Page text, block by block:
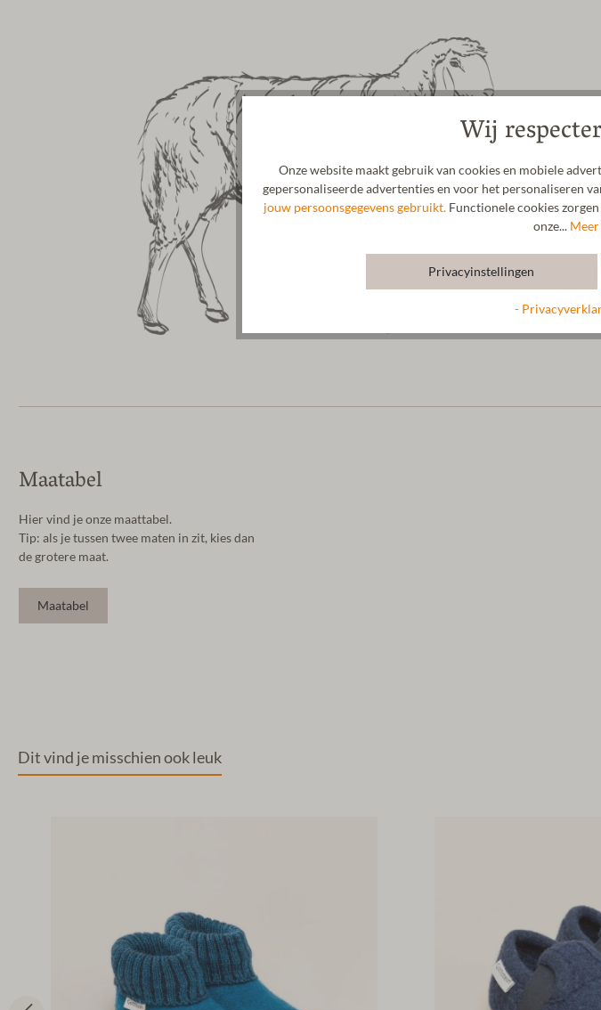
Maatabel
Hier vind je onze maattabel.
Tip: als je tussen twee maten in zit, kies dan
de grotere maat.
Maatabel
Dit vind je misschien ook leuk
Wij
Onze website maakt gebruik van cookies en mobiele
gepersonaliseerde advertenties en voor het personaliseren
jouw persoonsgegevens gebruikt. Functionele cookies
onze...
Privacyinstellingen
-